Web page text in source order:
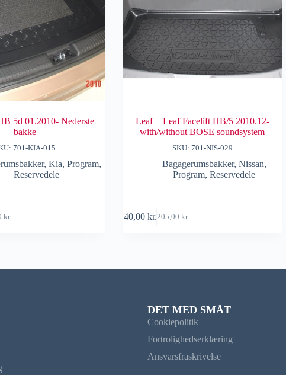
5d 01.2010- Nederste
bakke
701-KIA-015
, Kia, Program,
Reservedele
kr.
Leaf + Leaf Facelift HB/5 2010.12-
with/without BOSE soundsystem
SKU: 701-NIS-029
Bagagerumsbakker, Nissan,
Program,Reservedele
205,00kr.
40,00kr.
DET MED SMÅT
Cookiepolitik
Fortrolighedserklæring
Ansvarsfraskrivelse